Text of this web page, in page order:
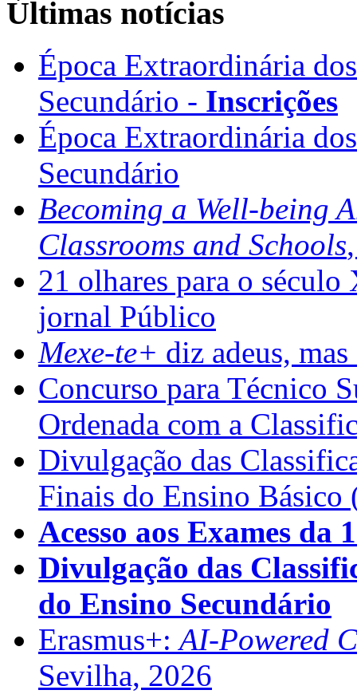
Últimas notícias
Época Extraordinária
Secundário - Inscrições
Época Extraordinária
Secundário
Becoming a Well-being
Classrooms and Schools
21 olhares para o
jornal Público
Mexe-te+ diz adeus,
Concurso para Técnico
Ordenada com a
Divulgação das
Finais do Ensino Básico
Acesso aos Exames da
Divulgação das
do Ensino Secundário
Erasmus+:AI-Powered
Sevilha, 2026